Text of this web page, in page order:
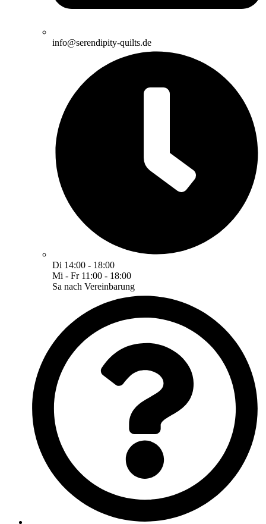
info@serendipity-quilts.de
Di 14:00 - 18:00
Mi - Fr 11:00 - 18:00
Sa nach Vereinbarung